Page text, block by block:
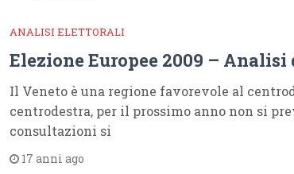
ANALISI ELETTORALI
Elezione Europee 2009 –
Il Veneto è una regione favorevole al
centrodestra, per il prossimo anno non si
consultazioni si
17 anni ago